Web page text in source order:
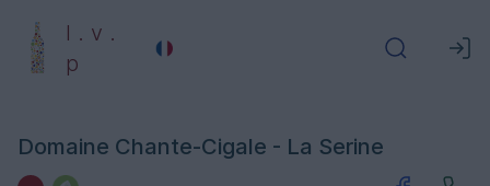
l . v .
p
Domaine Chante-Cigale - La Serine